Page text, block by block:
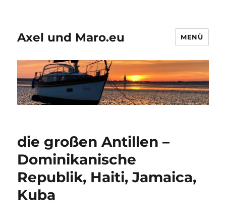
Axel und Maro.eu MENÜ
die großen Antillen –
Dominikanische
Republik, Haiti, Jamaica,
Kuba